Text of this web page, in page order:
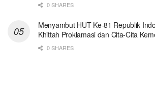
0 SHARES
Menyambut HUT Ke-81 Republik
Khittah Proklamasi dan Cita-Cita
0 SHARES